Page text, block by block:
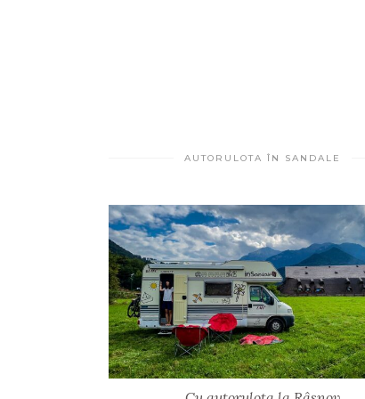
AUTORULOTA ÎN SANDALE